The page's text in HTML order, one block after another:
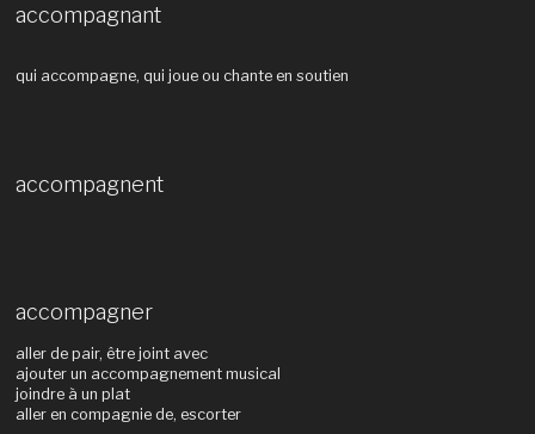
accompagnant
qui accompagne, qui joue ou chante en soutien
accompagnent
accompagner
aller de pair, être joint avec
ajouter un accompagnement musical
joindre à un plat
aller en compagnie de, escorter